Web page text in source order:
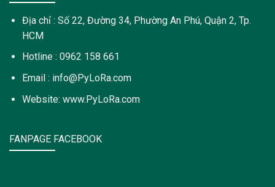
Địa chỉ : Số 22, Đường 34, Phường An Phú, Quận 2, Tp.
HCM
Hotline : 0962 158 661
Email : info@PyLoRa.com
Website: www.PyLoRa.com
FANPAGE FACEBOOK